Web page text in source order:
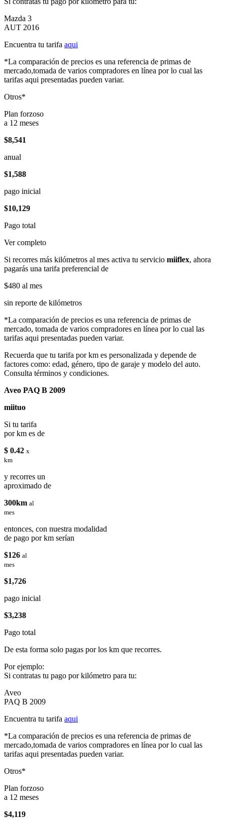
Mazda 3
AUT 2016
Encuentra tu tarifa aqui
*La comparación de precios es una referencia de primas de
mercado,tomada de varios compradores en línea por lo cual las
tarifas aqui presentadas pueden variar.
Otros*
Plan forzoso
a 12 meses
$8,541
anual
$1,588
pago inicial
$10,129
Pago total
Ver completo
Si recorres más kilómetros al mes activa tu servicio miiflex, ahora
pagarás una tarifa preferencial de
$480 al mes
sin reporte de kilómetros
*La comparación de precios es una referencia de primas de
mercado, tomada de varios compradores en línea por lo cual las
tarifas aqui presentadas pueden variar.
Recuerda que tu tarifa por km es personalizada y depende de
factores como: edad, género, tipo de garaje y modelo del auto.
Consulta términos y condiciones.
Aveo PAQ B 2009
miituo
Si tu tarifa
por km es de
$ 0.42 x
km
y recorres un
aproximado de
300km al
mes
entonces, con nuestra modalidad
de pago por km serían
$126 al
mes
$1,726
pago inicial
$3,238
Pago total
De esta forma solo pagas por los km que recorres.
Por ejemplo:
Si contratas tu pago por kilómetro para tu:
Aveo
PAQ B 2009
Encuentra tu tarifa aqui
*La comparación de precios es una referencia de primas de
mercado,tomada de varios compradores en línea por lo cual las
tarifas aqui presentadas pueden variar.
Otros*
Plan forzoso
a 12 meses
$4,119